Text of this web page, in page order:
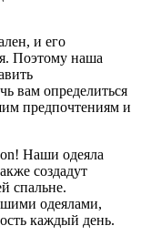
и его
Поэтому наша
вам определиться
предпочтениям и
Наши одеяла
создадут
спальне.
одеялами,
каждый день.